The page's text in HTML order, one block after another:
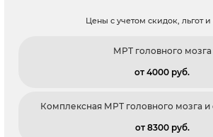
Цены с учетом скидок, льгот
МРТ головного мозга
от 4000 pуб.
Комплексная МРТ головного мозга и
от 8300 pуб.